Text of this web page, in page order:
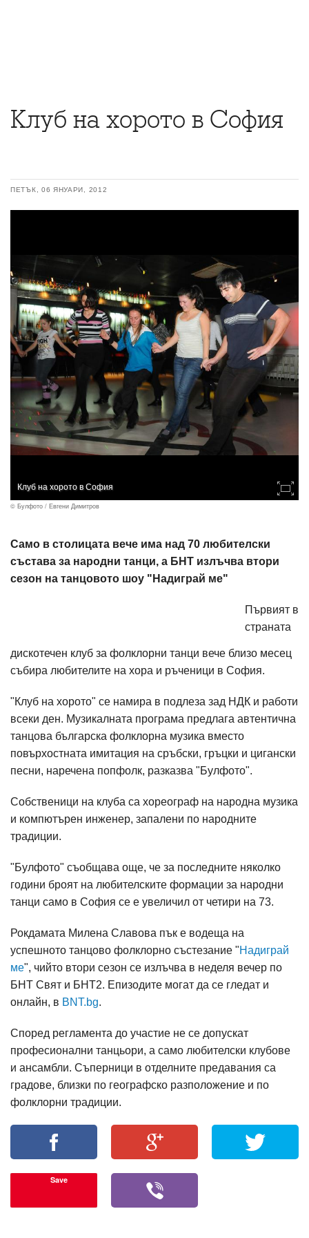
Клуб на хорото в София
ПЕТЪК, 06 ЯНУАРИ, 2012
Клуб на хорото в София
© Булфото / Евгени Димитров
Само в столицата вече има над 70 любителски
състава за народни танци, а БНТ излъчва втори
сезон на танцовото шоу "Надиграй ме"
Първият в
страната
дискотечен клуб за фолклорни танци вече близо месец
събира любителите на хора и ръченици в София.
"Клуб на хорото" се намира в подлеза зад НДК и работи
всеки ден. Музикалната програма предлага автентична
танцова българска фолклорна музика вместо
повърхостната имитация на сръбски, гръцки и цигански
песни, наречена попфолк, разказва "Булфото".
Собственици на клуба са хореограф на народна музика
и компютърен инженер, запалени по народните
традиции.
"Булфото" съобщава още, че за последните няколко
години броят на любителските формации за народни
танци само в София се е увеличил от четири на 73.
Рокдамата Милена Славова пък е водеща на
успешното танцово фолклорно състезание "Надиграй
ме", чийто втори сезон се излъчва в неделя вечер по
БНТ Свят и БНТ2. Епизодите могат да се гледат и
онлайн, в BNT.bg.
Според регламента до участие не се допускат
професионални танцьори, а само любителски клубове
и ансамбли. Съперници в отделните предавания са
градове, близки по географско разположение и по
фолклорни традиции.
Save